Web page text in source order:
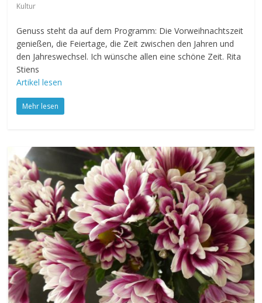
Kultur
Genuss steht da auf dem Programm: Die Vorweihnachtszeit
genießen, die Feiertage, die Zeit zwischen den Jahren und
den Jahreswechsel. Ich wünsche allen eine schöne Zeit. Rita
Stiens
Artikel lesen
Mehr lesen